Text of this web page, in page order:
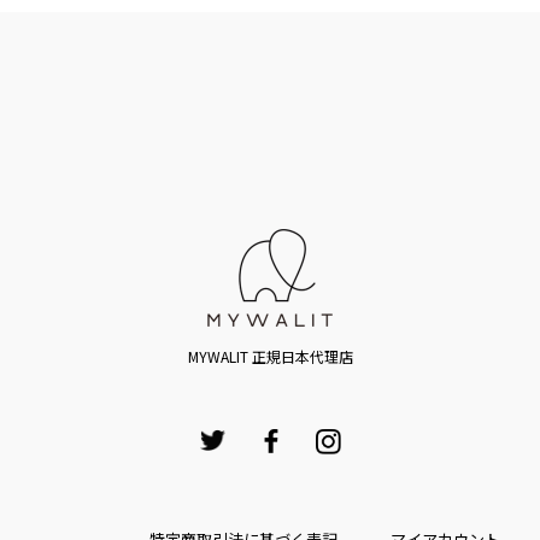
MYWALIT 正規日本代理店